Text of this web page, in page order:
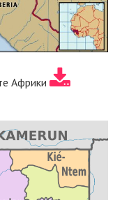
Африки